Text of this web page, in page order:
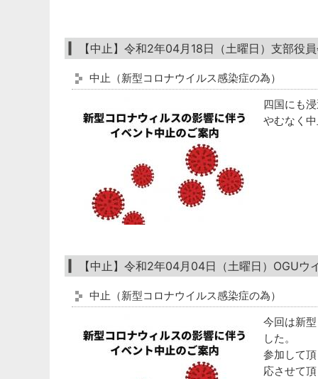
【中止】令和2年04月18日（土曜日）支部役
中止（新型コロナウイルス感染症の為）
四国にも
やむなく
【中止】令和2年04月04日（土曜日）OGUウ
中止（新型コロナウイルス感染症の為）
今回は新
した。
参加して
応させて